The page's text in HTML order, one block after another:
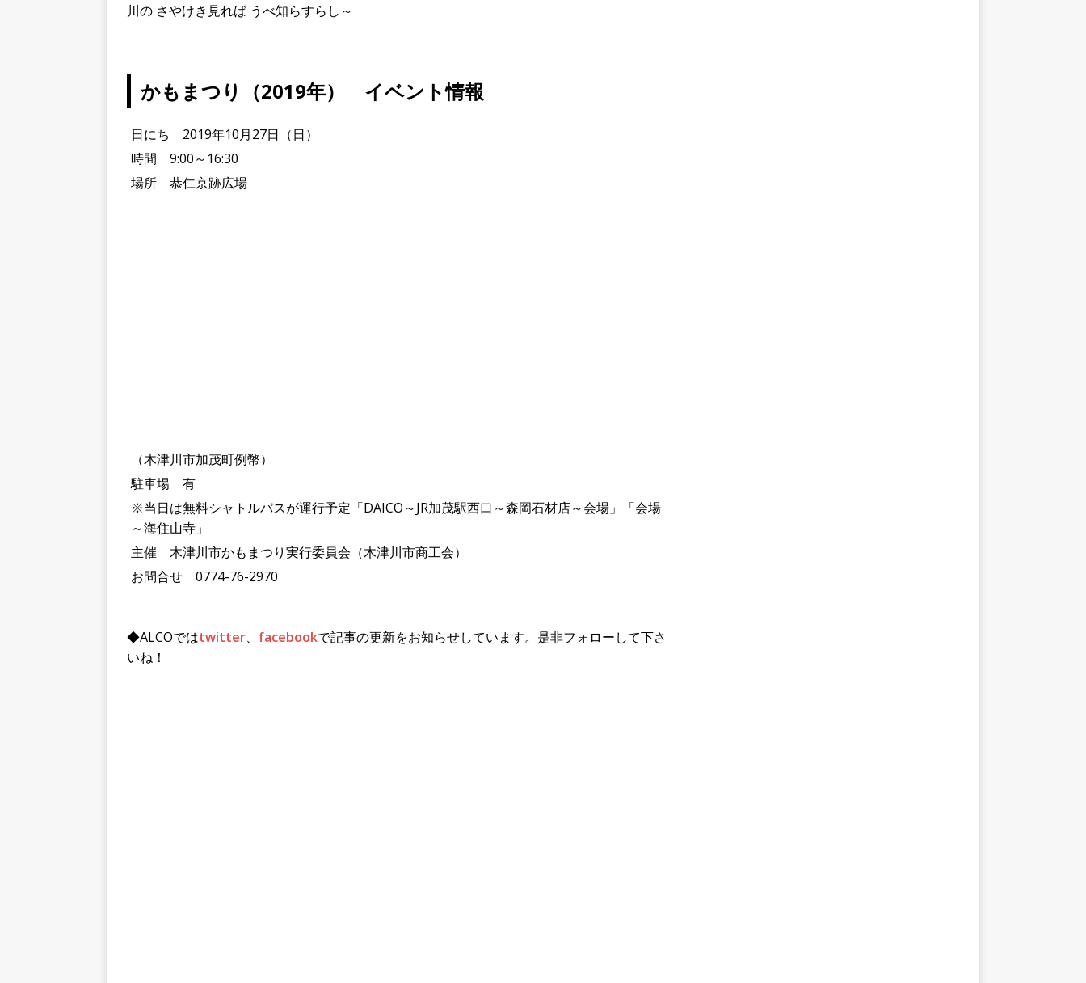
川の さやけき見れば うべ知らすらし～
かもまつり（2019年） イベント情報
日にち 2019年10月27日（日）
時間 9:00～16:30
場所 恭仁京跡広場
（木津川市加茂町例幣）
駐車場 有
※当日は無料シャトルバスが運行予定「DAICO～JR加茂駅西口～森岡石材店～会場」「会場
～海住山寺」
主催 木津川市かもまつり実行委員会（木津川市商工会）
お問合せ 0774-76-2970
◆ALCOではtwitter、 facebookで記事の更新をお知らせしています。是非フォローして下さ
いね！